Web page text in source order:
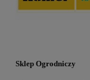
Sklep Ogrodniczy